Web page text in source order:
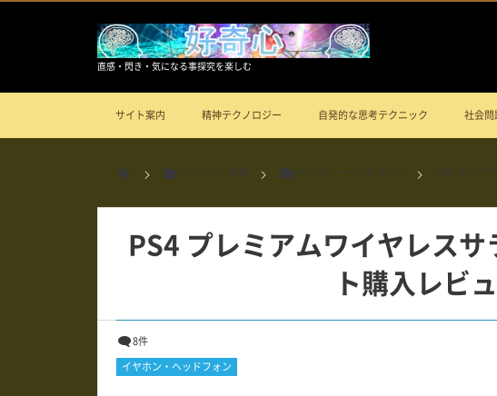
直感・閃き・気になる事探究を楽しむ
サイト案内 精神テクノロジー 自発的な思考テクニック 社会問
ガジェット情報 イヤホン・ヘッドフォン PS4 プレミ
PS4 プレミアムワイヤレス
ト購入レビ
8件
イヤホン・ヘッドフォン